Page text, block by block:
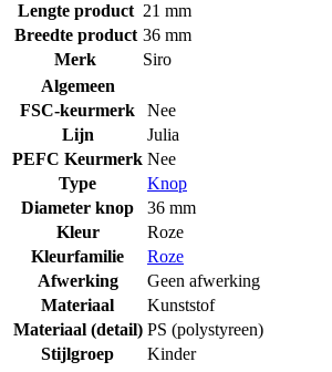
Lengte product 21 mm
Breedte product 36 mm
Merk
Siro
Algemeen
FSC-keurmerk
Nee
Lijn
Julia
PEFC Keurmerk Nee
Type
Knop
Diameter knop
36 mm
Kleur
Roze
Kleurfamilie
Roze
Afwerking
Geen afwerking
Materiaal
Kunststof
Materiaal (detail) PS (polystyreen)
Stijlgroep
Kinder